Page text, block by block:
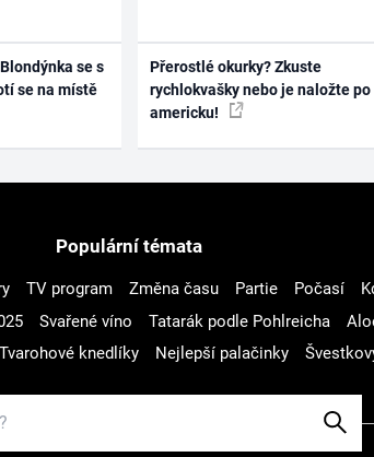
se s
se na místě
Přerostlé okurky? Zkuste
rychlokvašky nebo je naložte po
americku!
Populární témata
TV program Změna času Partie Počasí
Svařené víno Tatarák podle Pohlreicha
Tvarohové knedlíky Nejlepší palačinky